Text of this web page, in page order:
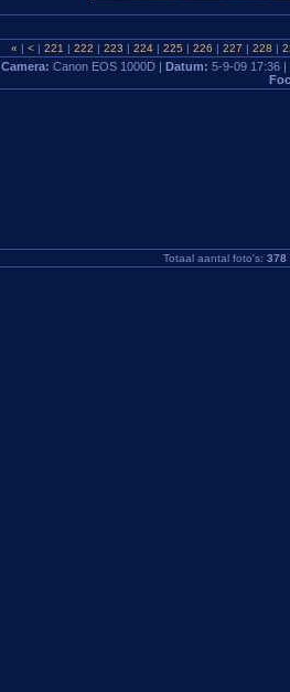
« | < | 221 | 222 | 223 | 224 | 225 | 226 | 227 | 228 |
Camera: Canon EOS 1000D | Datum: 5-9-09 17:36 |
Totaal aantal foto's: 378